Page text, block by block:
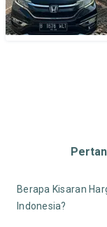
Berapa Kisaran
Indonesia?